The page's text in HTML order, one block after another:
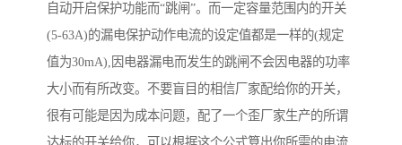
自动开启保护功能而“跳闸”。而一定容量范围内的开关
(5-63A)的漏电保护动作电流的设定值都是一样的(规定
值为30mA),因电器漏电而发生的跳闸不会因电器的功率
大小而有所改变。不要盲目的相信厂家配给你的开关，
很有可能是因为成本问题，配了一个歪厂家生产的所谓